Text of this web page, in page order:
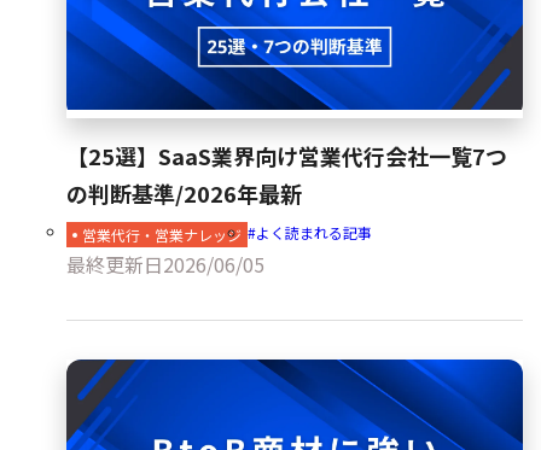
【25選】SaaS業界向け営業代行会社一覧7つ
の判断基準/2026年最新
営業代行・営業ナレッジ よく読まれる記事
最終更新日2026/06/05